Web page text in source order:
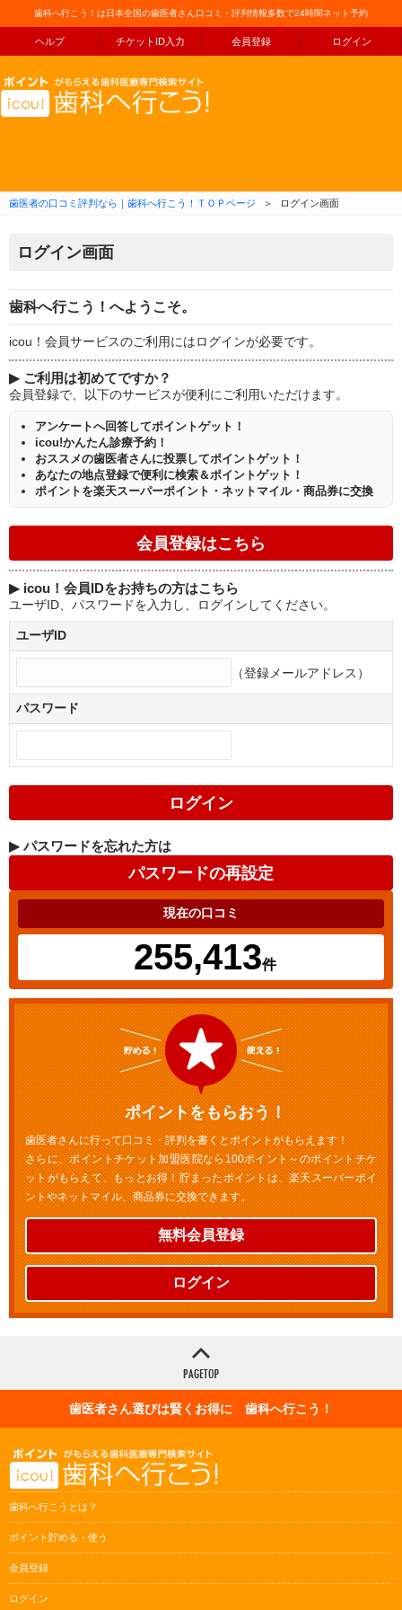
歯科へ行こう！は日本全国の歯医者さん口コミ・評判情報多数で24時間ネット予約
ヘルプ チケットID入力 会員登録 ログイン
コンテンツへ移動
歯医者の口コミ評判なら｜歯科へ行こう！ＴＯＰページ ＞ ログイン画面
ログイン画面
歯科へ行こう！へようこそ。
icou！会員サービスのご利用にはログインが必要です。
▶ ご利用は初めてですか？
会員登録で、以下のサービスが便利にご利用いただけます。
アンケートへ回答してポイントゲット！
icou!かんたん診療予約！
おススメの歯医者さんに投票してポイントゲット！
あなたの地点登録で便利に検索＆ポイントゲット！
ポイントを楽天スーパーポイント・ネットマイル・商品券に交換
▶ icou！会員IDをお持ちの方はこちら
ユーザID、パスワードを入力し、ログインしてください。
ユーザID
（登録メールアドレス）
パスワード
▶ パスワードを忘れた方は
現在の口コミ
255,413件
ポイントをもらおう！
歯医者さんに行って口コミ・評判を書くとポイントがもらえます！
さらに、ポイントチケット加盟医院なら100ポイント～のポイントチケ
ットがもらえて、もっとお得！貯まったポイントは、楽天スーパーポイ
ントやネットマイル、商品券に交換できます。
無料会員登録
ログイン
歯医者さん選びは賢くお得に 歯科へ行こう！
歯科へ行こうとは？
ポイント貯める・使う
会員登録
ログイン